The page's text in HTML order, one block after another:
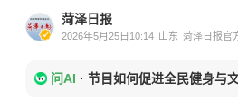
菏泽日报
2026年5月25日10:14 山东 菏泽日报官
问AI · 节目如何促进全民健身与